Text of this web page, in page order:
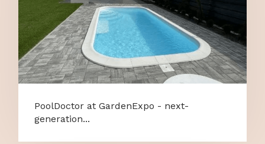
PoolDoctor at GardenExpo - next-
generation...